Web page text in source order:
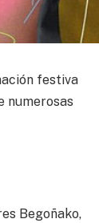
festiva
numerosas
Begoñako,